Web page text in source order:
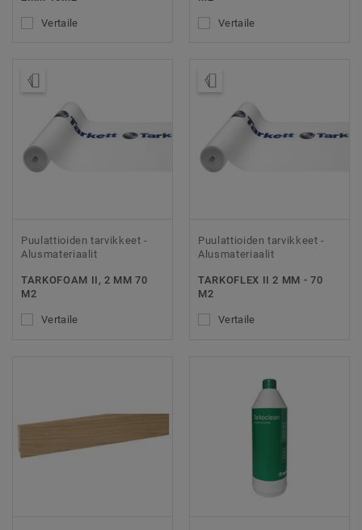
Vertaile Vertaile
Puulattioiden tarvikkeet -
Alusmateriaalit
TARKOFOAM II, 2 MM 70
M2
Vertaile
Puulattioiden tarvikkeet -
Alusmateriaalit
TARKOFLEX II 2 MM - 70
M2
Vertaile